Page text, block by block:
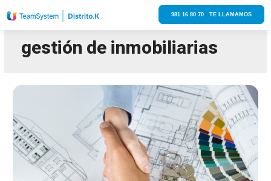
981 16 80 70 TE LLAMAMOS
gestión de inmobiliarias